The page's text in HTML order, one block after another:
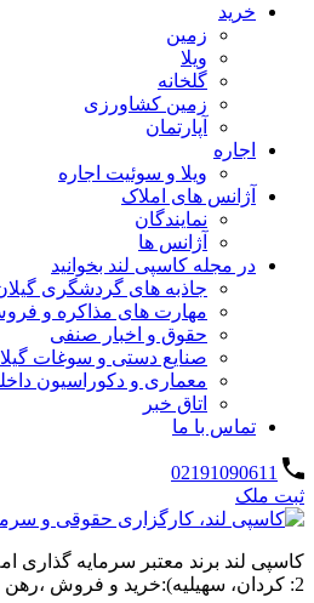
خرید
زمین
ویلا
گلخانه
زمین کشاورزی
آپارتمان
اجاره
ویلا و سوئیت اجاره
آژانس های املاک
نمایندگان
آژانس ها
در مجله کاسپی لند بخوانید
جاذبه های گردشگری
مهارت های مذاکره و
حقوق و اخبار صنفی
صنایع دستی و سوغات
معماری و دکوراسیون
اتاق خبر
تماس با ما
02191090611
ثبت ملک
2: کردان، سهیلیه):خرید و فروش ،رهن و اجاره